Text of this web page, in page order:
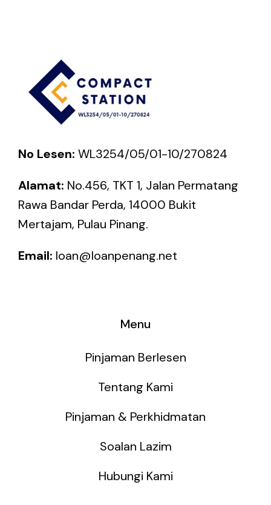
No Lesen: WL3254/05/01-10/270824
Alamat: No.456, TKT 1, Jalan Permatang
Rawa Bandar Perda, 14000 Bukit
Mertajam, Pulau Pinang.
Email: loan@loanpenang.net
Menu
Pinjaman Berlesen
Tentang Kami
Pinjaman & Perkhidmatan
Soalan Lazim
Hubungi Kami